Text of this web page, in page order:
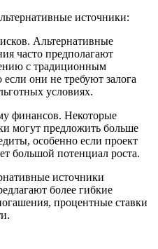
источники:
Альтернативные
часто предполагают
с традиционным
они не требуют залога
условиях.
финансов. Некоторые
могут предложить больше
особенно если проект
большой потенциал роста.
источники
более гибкие
процентные ставки